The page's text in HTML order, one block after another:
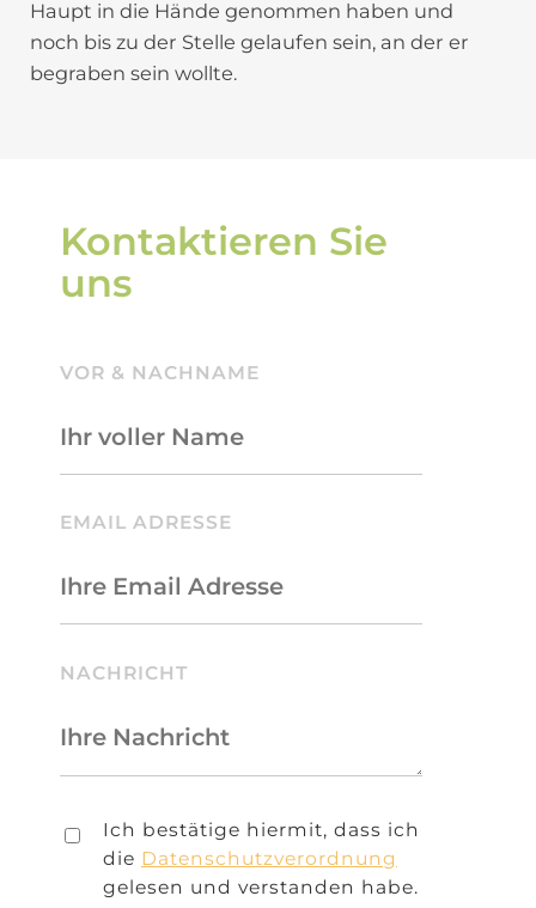
Haupt in die Hände genommen haben und
noch bis zu der Stelle gelaufen sein, an der er
begraben sein wollte.
Kontaktieren Sie
uns
VOR & NACHNAME
BITTE LASSE DIESES FELD LEER.
EMAIL ADRESSE
NACHRICHT
Ich bestätige hiermit, dass ich
die Datenschutzverordnung
gelesen und verstanden habe.